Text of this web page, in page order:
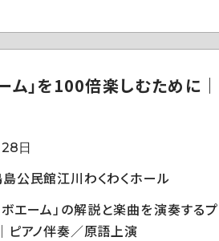
ム」を100倍楽しむために｜
日
公民館江川わくわくホール
ボエーム」の解説と楽曲を演奏するプ
ピアノ伴奏／原語上演